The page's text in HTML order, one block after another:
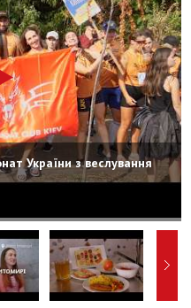
України з веслування